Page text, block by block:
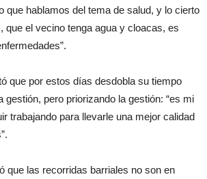
que hablamos del tema de salud, y lo cierto
que el vecino tenga agua y cloacas, es
que por estos días desdobla su tiempo
gestión, pero priorizando la gestión: “es mi
trabajando para llevarle una mejor calidad
que las recorridas barriales no son en